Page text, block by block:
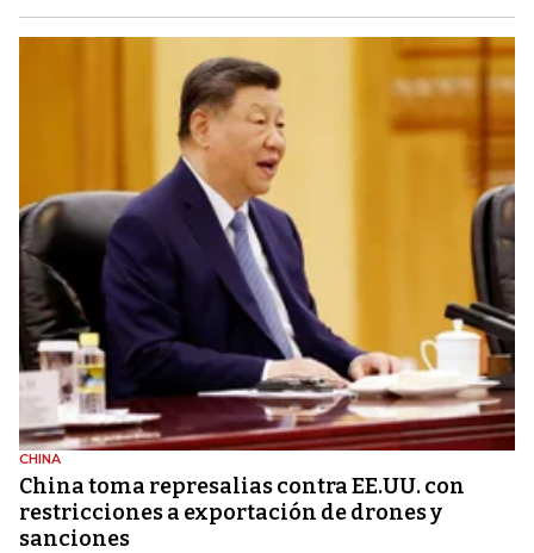
CHINA
China toma represalias contra EE.UU. con
restricciones a exportación de drones y
sanciones